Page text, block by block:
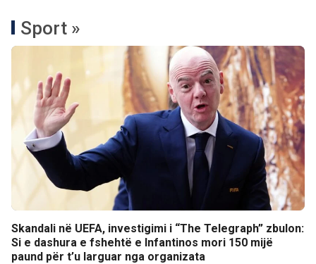
Sport »
Skandali në UEFA, investigimi i “The Telegraph” zbulon:
Si e dashura e fshehtë e Infantinos mori 150 mijë
paund për t’u larguar nga organizata